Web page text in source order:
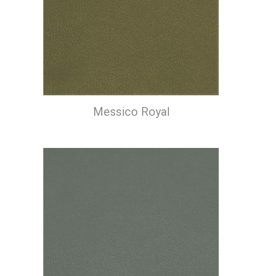
Messico Royal